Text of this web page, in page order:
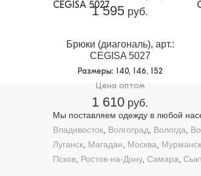
1 595 руб.
Брюки (диагональ), арт.:
CEGISA 5027
Размеры: 140, 146, 152
Цена оптом
1 610 руб.
Мы поставляем одежду в любой
Владивосток Волгоград Вологда
Луганск Магадан Москва Мурманск
Псков Ростов-на-Дону, Самара